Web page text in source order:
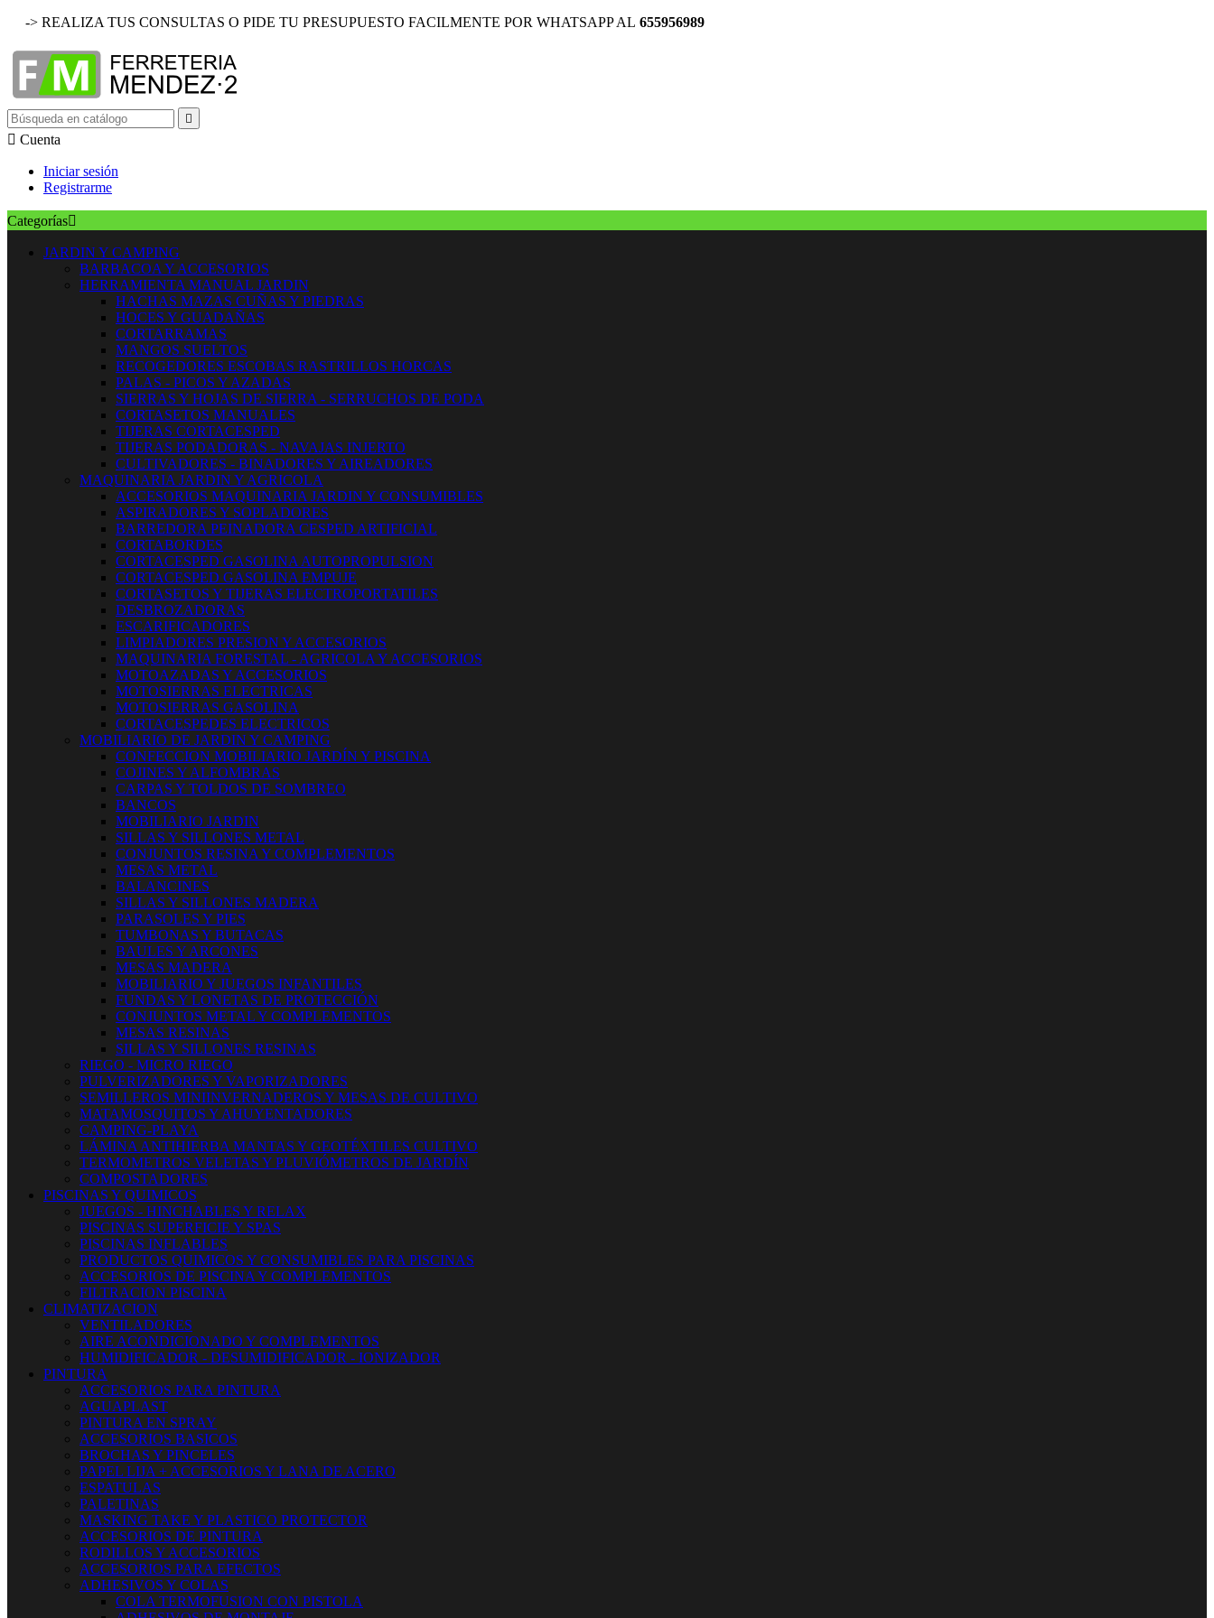
-> REALIZA TUS CONSULTAS O PIDE TU PRESUPUESTO FACILMENTE POR WHATSAPP AL 655956989

 Cuenta
Iniciar sesión
Registrarme
Categorías
JARDIN Y CAMPING
BARBACOA Y ACCESORIOS
HERRAMIENTA MANUAL JARDIN
HACHAS MAZAS CUÑAS Y PIEDRAS
HOCES Y GUADAÑAS
CORTARRAMAS
MANGOS SUELTOS
RECOGEDORES ESCOBAS RASTRILLOS HORCAS
PALAS - PICOS Y AZADAS
SIERRAS Y HOJAS DE SIERRA - SERRUCHOS DE PODA
CORTASETOS MANUALES
TIJERAS CORTACESPED
TIJERAS PODADORAS - NAVAJAS INJERTO
CULTIVADORES - BINADORES Y AIREADORES
MAQUINARIA JARDIN Y AGRICOLA
ACCESORIOS MAQUINARIA JARDIN Y CONSUMIBLES
ASPIRADORES Y SOPLADORES
BARREDORA PEINADORA CESPED ARTIFICIAL
CORTABORDES
CORTACESPED GASOLINA AUTOPROPULSION
CORTACESPED GASOLINA EMPUJE
CORTASETOS Y TIJERAS ELECTROPORTATILES
DESBROZADORAS
ESCARIFICADORES
LIMPIADORES PRESION Y ACCESORIOS
MAQUINARIA FORESTAL - AGRICOLA Y ACCESORIOS
MOTOAZADAS Y ACCESORIOS
MOTOSIERRAS ELECTRICAS
MOTOSIERRAS GASOLINA
CORTACESPEDES ELECTRICOS
MOBILIARIO DE JARDIN Y CAMPING
CONFECCION MOBILIARIO JARDÍN Y PISCINA
COJINES Y ALFOMBRAS
CARPAS Y TOLDOS DE SOMBREO
BANCOS
MOBILIARIO JARDIN
SILLAS Y SILLONES METAL
CONJUNTOS RESINA Y COMPLEMENTOS
MESAS METAL
BALANCINES
SILLAS Y SILLONES MADERA
PARASOLES Y PIES
TUMBONAS Y BUTACAS
BAULES Y ARCONES
MESAS MADERA
MOBILIARIO Y JUEGOS INFANTILES
FUNDAS Y LONETAS DE PROTECCIÓN
CONJUNTOS METAL Y COMPLEMENTOS
MESAS RESINAS
SILLAS Y SILLONES RESINAS
RIEGO - MICRO RIEGO
PULVERIZADORES Y VAPORIZADORES
SEMILLEROS MINIINVERNADEROS Y MESAS DE CULTIVO
MATAMOSQUITOS Y AHUYENTADORES
CAMPING-PLAYA
LÁMINA ANTIHIERBA MANTAS Y GEOTÉXTILES CULTIVO
TERMOMETROS VELETAS Y PLUVIÓMETROS DE JARDÍN
COMPOSTADORES
PISCINAS Y QUIMICOS
JUEGOS - HINCHABLES Y RELAX
PISCINAS SUPERFICIE Y SPAS
PISCINAS INFLABLES
PRODUCTOS QUIMICOS Y CONSUMIBLES PARA PISCINAS
ACCESORIOS DE PISCINA Y COMPLEMENTOS
FILTRACION PISCINA
CLIMATIZACION
VENTILADORES
AIRE ACONDICIONADO Y COMPLEMENTOS
HUMIDIFICADOR - DESUMIDIFICADOR - IONIZADOR
PINTURA
ACCESORIOS PARA PINTURA
AGUAPLAST
PINTURA EN SPRAY
ACCESORIOS BASICOS
BROCHAS Y PINCELES
PAPEL LIJA + ACCESORIOS Y LANA DE ACERO
ESPATULAS
PALETINAS
MASKING TAKE Y PLASTICO PROTECTOR
ACCESORIOS DE PINTURA
RODILLOS Y ACCESORIOS
ACCESORIOS PARA EFECTOS
ADHESIVOS Y COLAS
COLA TERMOFUSION CON PISTOLA